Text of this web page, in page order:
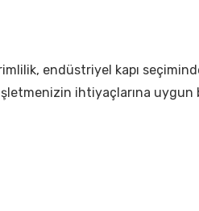
endüstriyel kapı
ihtiyaçlarına uygun